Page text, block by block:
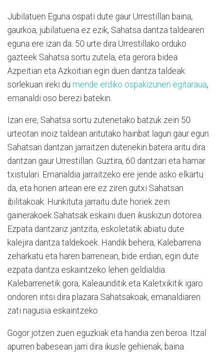
Jubilatuen Eguna ospati dute gaur Urrestillan baina,
gaurkoa, jubilatuena ez ezik, Sahatsa dantza taldearen
eguna ere izan da. 50 urte dira Urrestillako orduko
gazteek Sahatsa sortu zutela, eta gerora bidea
Azpeitian eta Azkoitian egin duen dantza taldeak
sorlekuan ireki du mende erdiko ospakizunen egitaraua,
emanaldi oso berezi batekin.
Izan ere, Sahatsa sortu zutenetako batzuk zein 50
urteotan inoiz taldean aritutako hainbat lagun gaur egun
Sahatsan dantzan jarraitzen dutenekin batera aritu dira
dantzan gaur Urrestillan. Guztira, 60 dantzari eta hamar
txistulari. Emanaldia jarraitzeko ere jende asko elkartu
da, eta horien artean ere ez ziren gutxi Sahatsan
ibilitakoak. Hunkituta jarraitu dute horiek zein
gainerakoek Sahatsak eskaini duen ikuskizun dotorea.
Ezpata dantzariz jantzita, eskoletatik abiatu dute
kalejira dantza taldekoek. Handik behera, Kalebarrena
zeharkatu eta haren barrenean, bide erdian, egin dute
ezpata dantza eskaintzeko lehen geldialdia.
Kalebarrenetik gora, Kaleaunditik eta Kaletxikitik igaro
ondoren iritsi dira plazara Sahatsakoak, emanaldiaren
zati nagusia eskaintzeko.
Gogor jotzen zuen eguzkiak eta handia zen beroa. Itzal
apurren babesean jarri dira ikusle gehienak, baina